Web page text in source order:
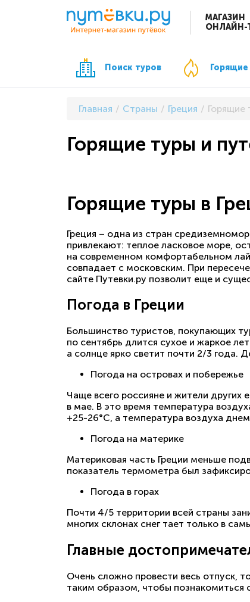
МАГАЗИН
ОНЛАЙН-
Поиск туров
Главная Страны Греция Горящие
Горящие туры и
Горящие туры в
Греция – одна из стран
привлекают: теплое ласковое море,
на современном комфортабельном
совпадает с московским. При
сайте Путевки.ру позволит еще и
Погода в Греции
Большинство туристов, покупающих
по сентябрь длится сухое и жаркое
а солнце ярко светит почти 2/3 года.
Погода на островах и побережье
Чаще всего россияне и жители других
в мае. В это время температура
+25-26°С, а температура воздуха
Погода на материке
Материковая часть Греции меньше
показатель термометра был
Погода в горах
Почти 4/5 территории всей страны
многих склонах снег тает только в
Главные
Очень сложно провести весь отпуск,
таким образом, чтобы познакомиться